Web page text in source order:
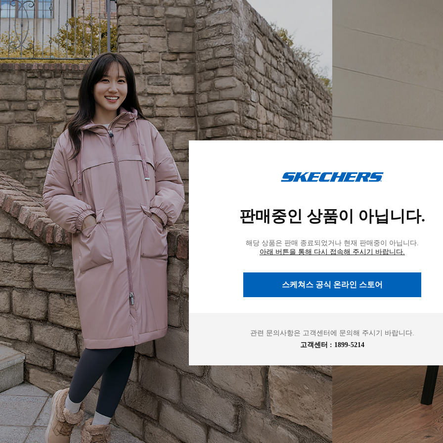
스
스
코
아
판매중인 상품이 아닙니다.
해당 상품은 판매 종료되었거나 현재 판매중이 아닙니다.
아래 버튼을 통해 다시 접속해 주시기 바랍니다.
스케쳐스 공식 온라인 스토어
관련 문의사항은 고객센터에 문의해 주시기 바랍니다.
고객센터 : 1899-5214